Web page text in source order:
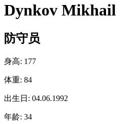
Dynkov Mikhail
防守员
身高: 177
体重: 84
出生日: 04.06.1992
年龄: 34